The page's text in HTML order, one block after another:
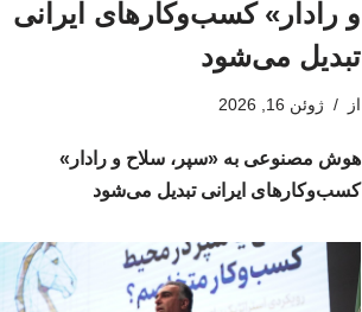
و رادار» کسب‌وکارهای ایرانی
تبدیل می‌شود
از ژوئن 16, 2026
هوش مصنوعی به «سپر، سلاح و رادار»
کسب‌وکارهای ایرانی تبدیل می‌شود